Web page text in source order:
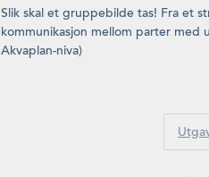
Slik skal et gruppebilde tas! Fra et
kommunikasjon mellom parter med
Akvaplan-niva)